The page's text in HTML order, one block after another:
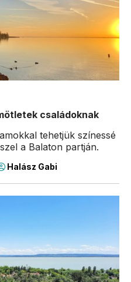
családoknak
tehetjük színessé
a Balaton partján.
Halász Gabi